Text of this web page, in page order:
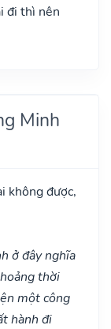
đi thì nên
Minh
không được,
ở đây nghĩa
thời
một công
hành đi